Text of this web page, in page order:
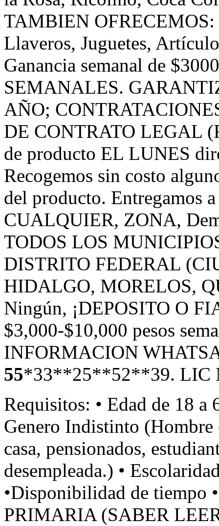
TAMBIEN OFRECEMOS
Llaveros, Juguetes,
Ganancia semanal de
SEMANALES.
AÑO;
DE CONTRATO LEGAL (
de producto EL LUNES
Recogemos sin costo
del producto. Entregamos
CUALQUIER, ZONA,
TODOS LOS
DISTRITO FEDERAL (
HIDALGO, MORELOS,
Ningún, ¡DEPOSITO O
$3,000-$10,000 pesos
INFORMACION
55*33**25**52**39. LIC
Requisitos: • Edad de 18 a
Genero Indistinto (Hombre
casa, pensionados,
desempleada.) •
•Disponibilidad de tiempo
PRIMARIA(SABER